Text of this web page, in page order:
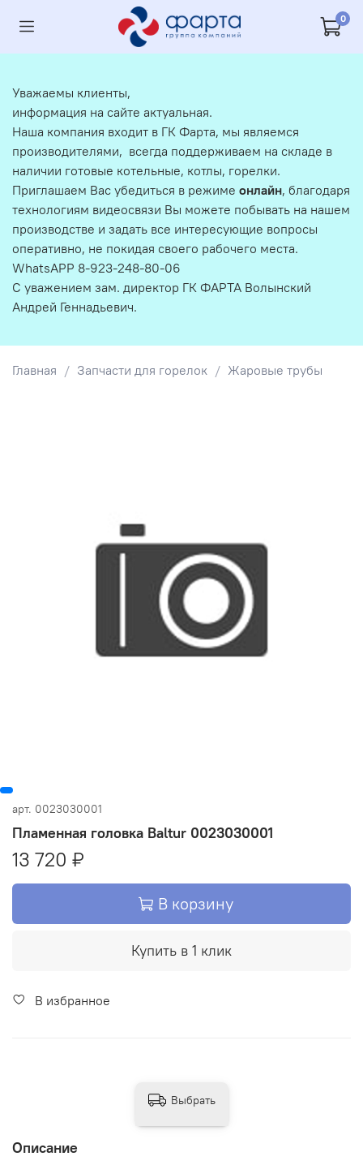
0
Главная Запчасти для горелок Жаровые трубы
арт. 0023030001
Пламенная головка Baltur 0023030001
13 720 ₽
В корзину
Купить в 1 клик
В избранное
Описание
Выбрать
Уважаемы клиенты,
информация на сайте актуальная.
Наша компания входит в ГК Фарта, мы являемся
производителями, всегда поддерживаем на складе в
наличии готовые котельные, котлы, горелки.
Приглашаем Вас убедиться в режиме онлайн, благодаря
технологиям видеосвязи Вы можете побывать на нашем
производстве и задать все интересующие вопросы
оперативно, не покидая своего рабочего места.
WhatsAPP 8-923-248-80-06
С уважением зам. директор ГК ФАРТА Волынский
Андрей Геннадьевич.